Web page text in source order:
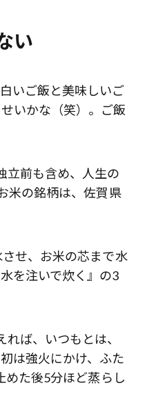
い
いご飯と美味しいご
いかな（笑）。ご飯
立前も含め、人生の
米の銘柄は、佐賀県
せ、お米の芯まで水
を注いで炊く』の3
ば、いつもとは、
は強火にかけ、ふた
めた後5分ほど蒸らし
・尾上右近が休息を過ごした、海最
UMITO 熱海 別邸」